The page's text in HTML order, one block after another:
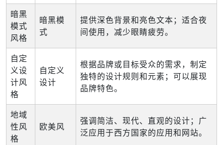
暗黑
模式
风格
暗黑模
式
提供深色背景和亮色文本；适合夜
间使用，减少眼睛疲劳。
自定
义设
计风
格
自定义
设计
根据品牌或目标受众的需求，制定
独特的设计规则和元素；可以展现
品牌特色。
地域
性风
格
欧美风
强调简洁、现代、直观的设计；广
泛应用于西方国家的应用和网站。